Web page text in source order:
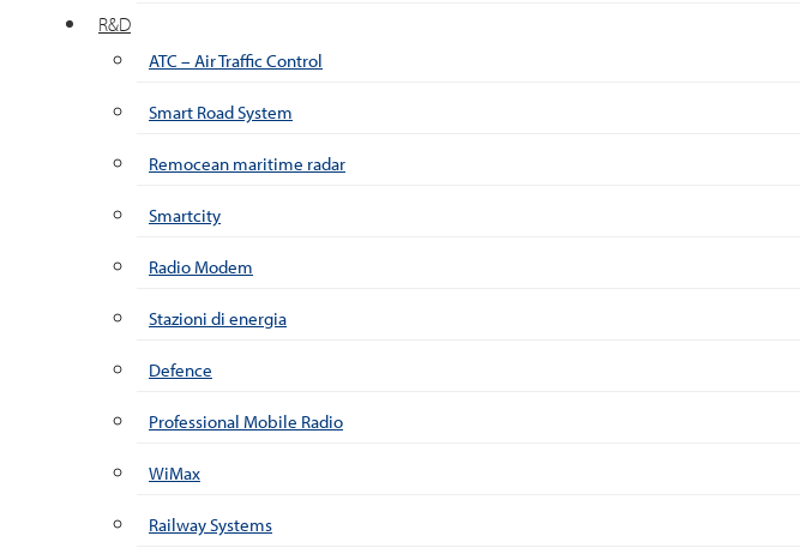
R&D
ATC – Air Traffic Control
Smart Road System
Remocean maritime radar
Smartcity
Radio Modem
Stazioni di energia
Defence
Professional Mobile Radio
WiMax
Railway Systems